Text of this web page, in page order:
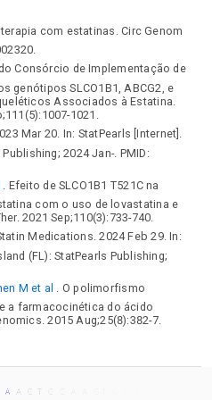
terapia com estatinas. Circ Genom
Consórcio de Implementação de
genótipos SLCO1B1, ABCG2, e
Associados à Estatina.
1021.
Mar 20. In: StatPearls [Internet].
2024 Jan-. PMID:
. Efeito de SLCO1B1 T521C na
com o uso de lovastatina e
2021 Sep;110(3):733-740.
Medications. 2024 Feb 29. In:
(FL): StatPearls Publishing;
M et al . O polimorfismo
a farmacocinética do ácido
2015 Aug;25(8):382-7.